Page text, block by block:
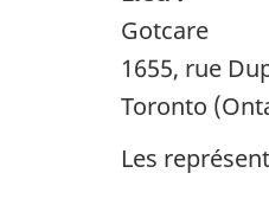
Gotcare
1655, rue
Toronto
Les